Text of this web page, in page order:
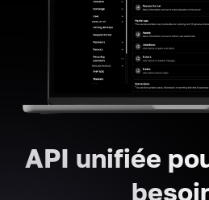
API unifiée